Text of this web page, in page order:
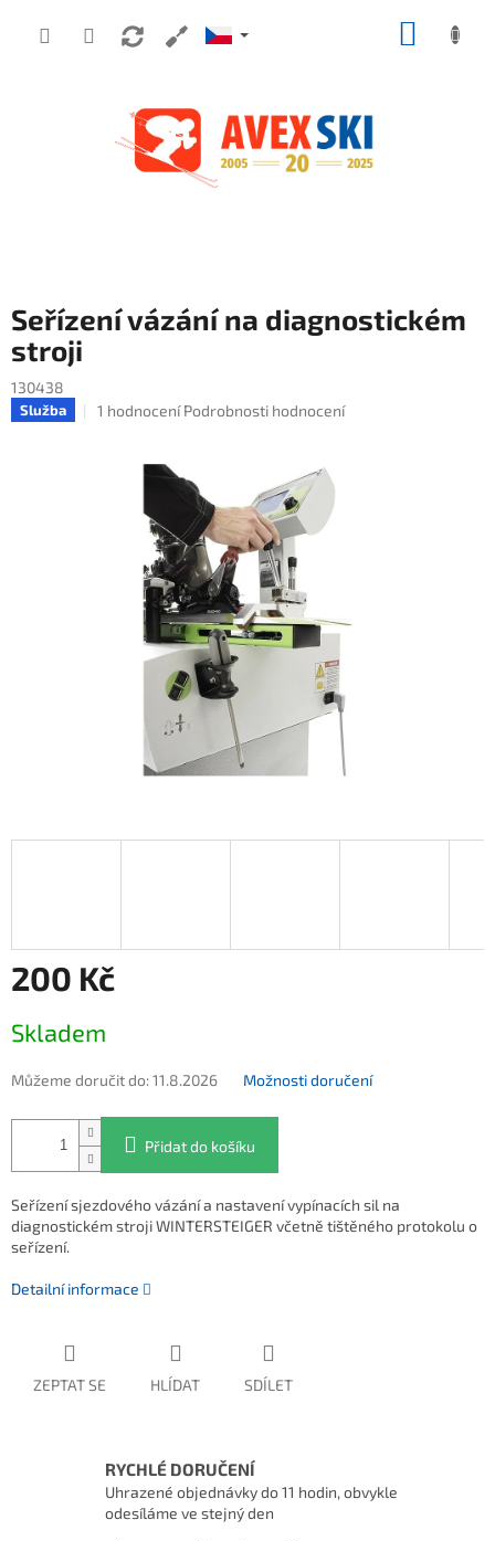
Seřízení vázání na diagnostickém
stroji
130438
Služba Průměrné hodnocení produktu je 5,0 z 5 hvězdiček.
1 hodnocení Podrobnosti hodnocení
200 Kč
Skladem
Můžeme doručit do:11.8.2026 Možnosti doručení
Přidat do košíku
Seřízení sjezdového vázání a nastavení vypínacích sil na
diagnostickém stroji WINTERSTEIGER včetně tištěného protokolu o
seřízení.
Detailní informace
ZEPTAT SE HLÍDAT SDÍLET
RYCHLÉ DORUČENÍ
Uhrazené objednávky do 11 hodin, obvykle
odesíláme ve stejný den